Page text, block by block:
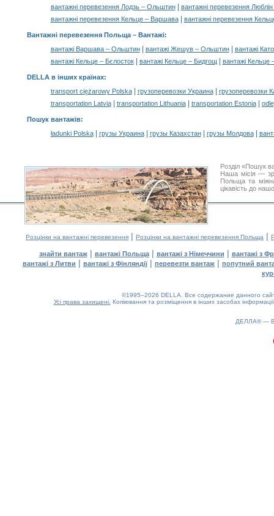
вантажні перевезення Лодзь – Ольштин|
вантажні перевезення
вантажні перевезення Кельце – Варшава| вантажні перевезення
Вантажні перевезення Польща – Вантажі:
вантажі Варшава – Ольштин| вантажі Жешув – Ольштин|
вантажі
вантажі Кельце – Бєлосток| вантажі Кельце – Бидгощ| вантажі Кельце
DELLA в інших країнах:
transport ciężarowy Polska| грузоперевозки Украина|
грузоперевозки
transportation Latvia| transportation Lithuania| transportation Estonia|
Пошук вантажів:
ładunki Polska| грузы Украина| грузы Казахстан| грузы Молдова|
Розділ «Пошук
Наша місія —
Польща та
цікавість до
Розцінки на вантажні перевезення | Розцінки на вантажні перевезення Польща |
знайти вантаж| вантажі Польща| вантажі з Німеччини | вантажі з
вантажі з Литви | вантажі з Фінляндії| перевезти вантаж | попутний
©1995–2026 DELLA. Все содержание данного
Усі права захищені. Копіювання та розміщення в інших засобах
ДЕЛЛА® —